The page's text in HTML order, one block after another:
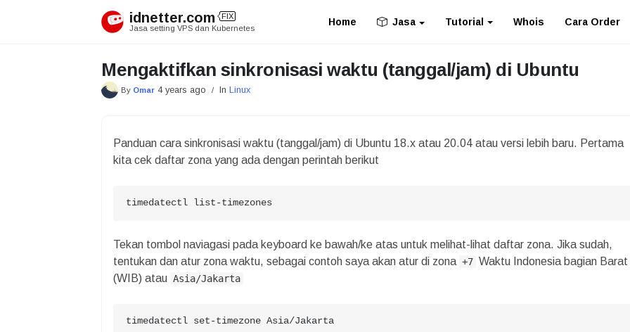
idnetter.com FIX
Jasa setting VPS dan Kubernetes
Home Jasa Tutorial Whois Cara Order
Mengaktifkan sinkronisasi waktu (tanggal/jam) di Ubuntu
By Omar 4 years ago / In Linux
Panduan cara sinkronisasi waktu (tanggal/jam) di Ubuntu 18.x atau 20.04 atau versi lebih baru. Pertama
kita cek daftar zona yang ada dengan perintah berikut
timedatectl list-timezones
Tekan tombol naviagasi pada keyboard ke bawah/ke atas untuk melihat-lihat daftar zona. Jika sudah,
tentukan dan atur zona waktu, sebagai contoh saya akan atur di zona +7 Waktu Indonesia bagian Barat
(WIB) atau Asia/Jakarta
timedatectl set-timezone Asia/Jakarta